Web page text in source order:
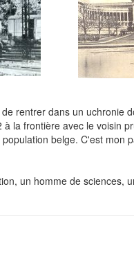
rentrer dans un
la frontière avec le voisin
belge. C'est
un homme de